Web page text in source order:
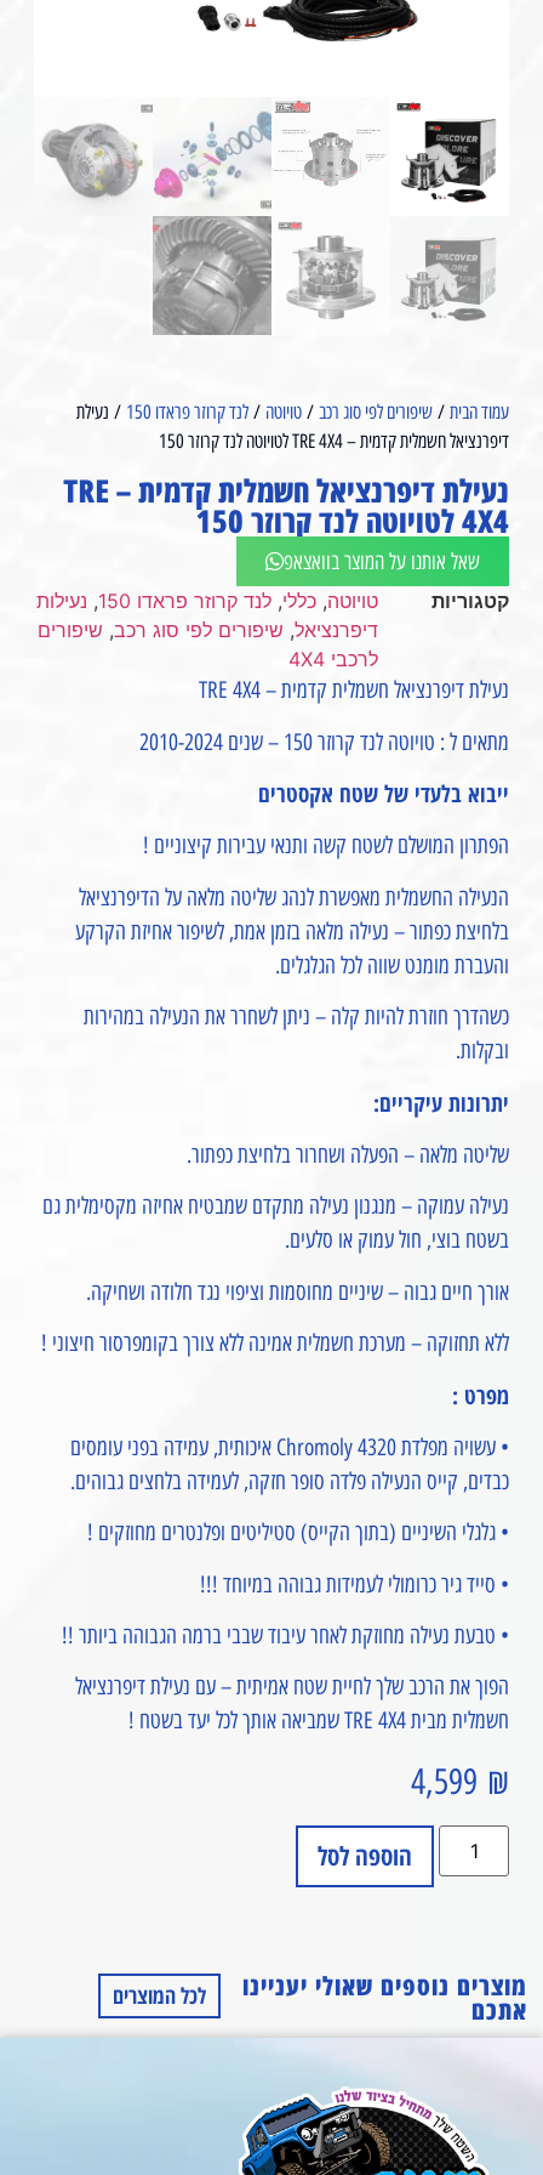
עמוד הבית/ שיפורים לפי סוג רכב/ טויוטה / לנד קרוזר פראדו 150
/ נעילת
דיפרנציאל חשמלית קדמית – TRE 4X4 ל⁩טויוטה לנד קרוזר 150
נעילת דיפרנציאל חשמלית קדמית – TRE
4X4 ל⁩טויוטה לנד קרוזר 150
שאל אותנו על המוצר בוואצאפ
קטגוריות טויוטה, כללי, לנד קרוזר פראדו 150 , נעילות
דיפרנציאל, שיפורים לפי סוג רכב, שיפורים
לרכבי 4X4
נעילת דיפרנציאל חשמלית קדמית – TRE 4X4
מתאים ל : טויוטה לנד קרוזר 150 – שנים 2010-2024
ייבוא בלעדי של שטח אקסטרים
הפתרון המושלם לשטח קשה ותנאי עבירות קיצוניים !
הנעילה החשמלית מאפשרת לנהג שליטה מלאה על הדיפרנציאל
בלחיצת כפתור – נעילה מלאה בזמן אמת, לשיפור אחיזת הקרקע
והעברת מומנט שווה לכל הגלגלים.
כשהדרך חוזרת להיות קלה – ניתן לשחרר את הנעילה במהירות
ובקלות.
יתרונות עיקריים:
שליטה מלאה – הפעלה ושחרור בלחיצת כפתור.
נעילה עמוקה – מנגנון נעילה מתקדם שמבטיח אחיזה מקסימלית גם
בשטח בוצי, חול עמוק או סלעים.
אורך חיים גבוה – שיניים מחוסמות וציפוי נגד חלודה ושחיקה.
ללא תחזוקה – מערכת חשמלית אמינה ללא צורך בקומפרסור חיצוני !
מפרט :
• עשויה מפלדת Chromoly 4320 איכותית, עמידה בפני עומסים
כבדים, קייס הנעילה פלדה סופר חזקה, לעמידה בלחצים גבוהים.
• גלגלי השיניים (בתוך הקייס) סטיליטים ופלנטרים מחוזקים !
• סייד גיר כרומולי לעמידות גבוהה במיוחד !!!
• טבעת נעילה מחוזקת לאחר עיבוד שבבי ברמה הגבוהה ביותר !!
הפוך את הרכב שלך לחיית שטח אמיתית – עם נעילת דיפרנציאל
חשמלית מבית TRE 4X4 שמביאה אותך לכל יעד בשטח !
4,599 ₪
הוספה לסל
מוצרים נוספים שאולי יעניינו
אתכם לכל המוצרים